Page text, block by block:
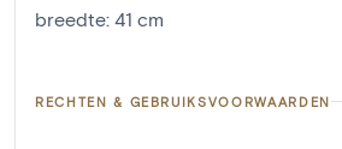
breedte: 41 cm
RECHTEN & GEBRUIKSVOORWAARDEN